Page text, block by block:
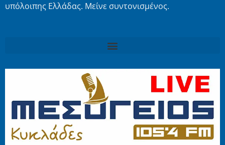
υπόλοιπης Ελλάδας. Μείνε συντονισμένος.